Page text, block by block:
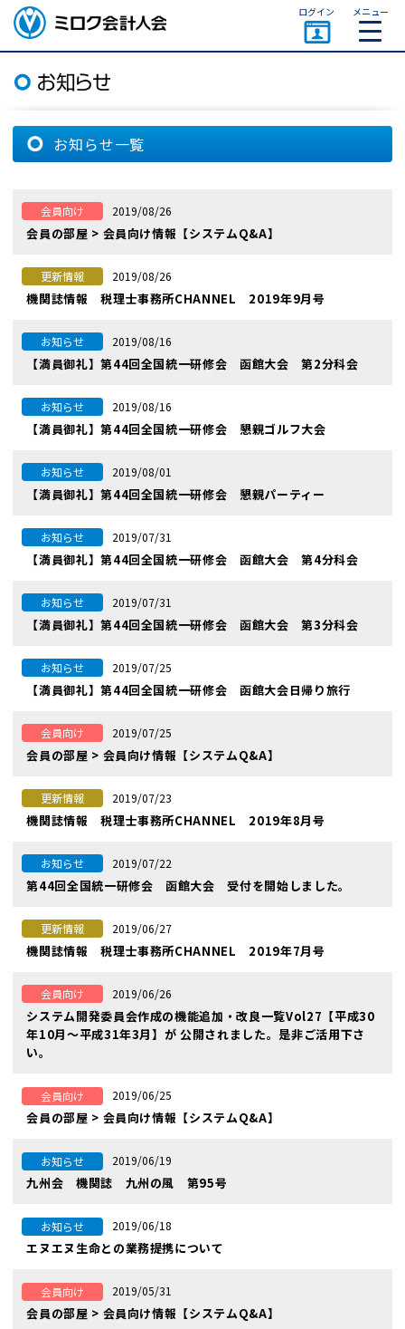
ミロク会計人会 MIROKU
ACCOUNTING PERSON
ASSOCIATION
ログイン メニュー
お知らせ一覧
会員向け 2019/08/26
会員の部屋 > 会員向け情報【システムQ&A】
更新情報 2019/08/26
機関誌情報 税理士事務所CHANNEL 2019年9月号
お知らせ 2019/08/16
【満員御礼】第44回全国統一研修会 函館大会 第2分科会
お知らせ 2019/08/16
【満員御礼】第44回全国統一研修会 懇親ゴルフ大会
お知らせ 2019/08/01
【満員御礼】第44回全国統一研修会 懇親パーティー
お知らせ 2019/07/31
【満員御礼】第44回全国統一研修会 函館大会 第4分科会
お知らせ 2019/07/31
【満員御礼】第44回全国統一研修会 函館大会 第3分科会
お知らせ 2019/07/25
【満員御礼】第44回全国統一研修会 函館大会日帰り旅行
会員向け 2019/07/25
会員の部屋 > 会員向け情報【システムQ&A】
更新情報 2019/07/23
機関誌情報 税理士事務所CHANNEL 2019年8月号
お知らせ 2019/07/22
第44回全国統一研修会 函館大会 受付を開始しました。
更新情報 2019/06/27
機関誌情報 税理士事務所CHANNEL 2019年7月号
会員向け 2019/06/26
システム開発委員会作成の機能追加・改良一覧Vol27【平成30
年10月〜平成31年3月】が 公開されました。是非ご活用下さ
い。
会員向け 2019/06/25
会員の部屋 > 会員向け情報【システムQ&A】
お知らせ 2019/06/19
九州会 機関誌 九州の風 第95号
お知らせ 2019/06/18
エヌエヌ生命との業務提携について
会員向け 2019/05/31
会員の部屋 > 会員向け情報【システムQ&A】